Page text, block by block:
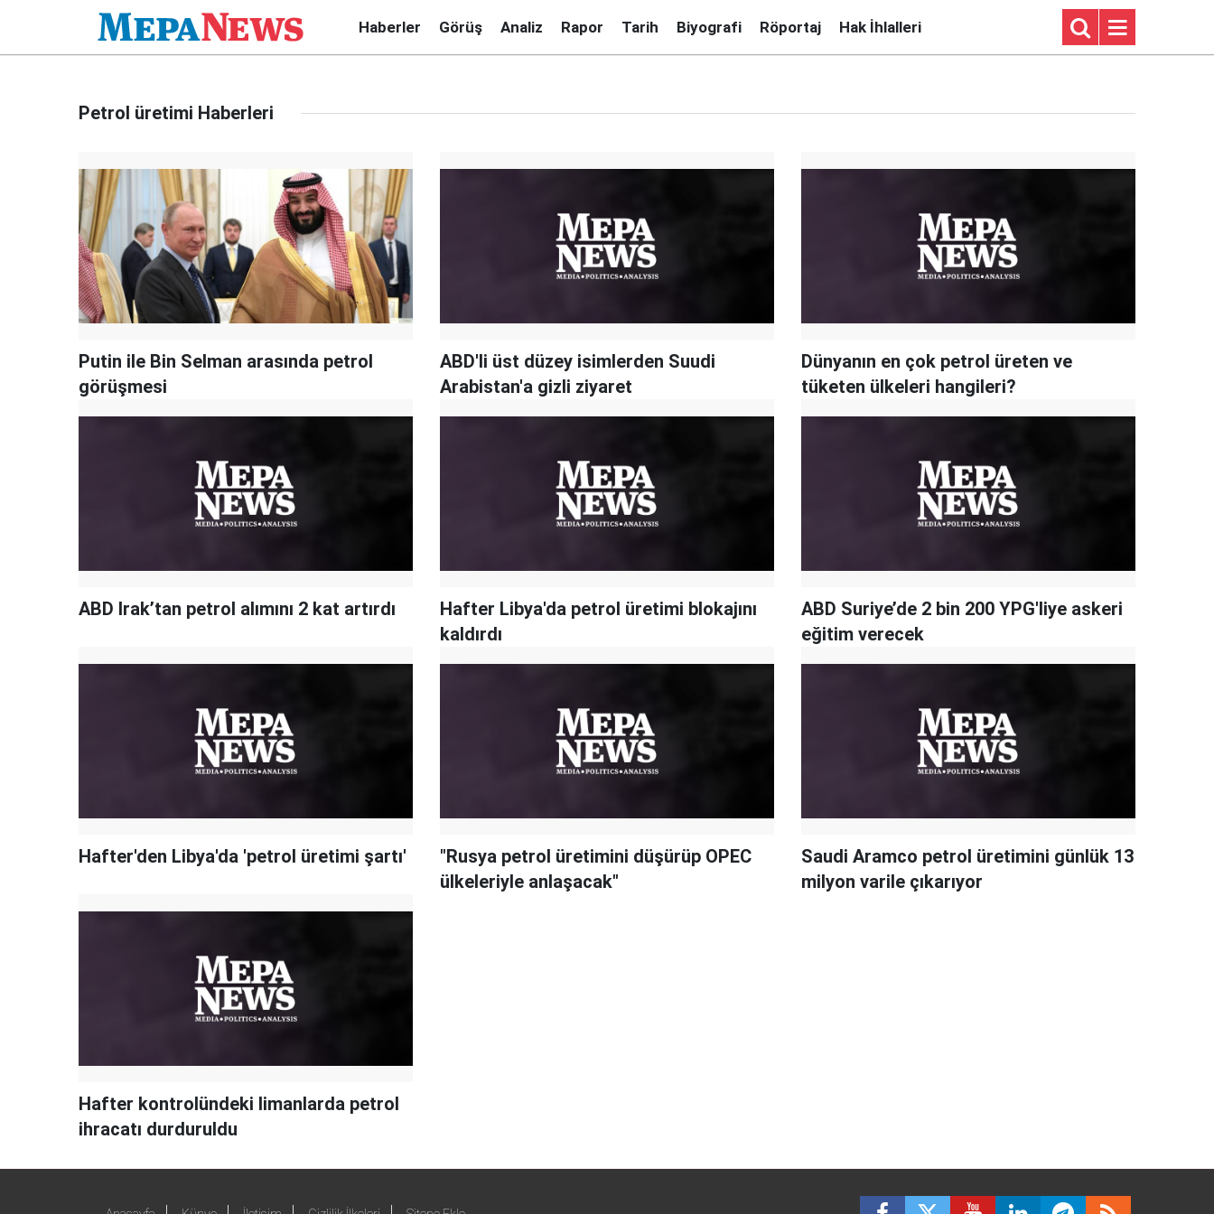
Haberler Görüş Analiz Rapor Tarih Biyografi Röportaj Hak İhlalleri
Petrol üretimi Haberleri
Putin ile Bin Selman arasında petrol
görüşmesi
ABD'li üst düzey isimlerden Suudi
Arabistan'a gizli ziyaret
Dünyanın en çok petrol üreten ve
tüketen ülkeleri hangileri?
ABD Irak’tan petrol alımını 2 kat artırdı
Hafter Libya'da petrol üretimi blokajını
kaldırdı
ABD Suriye’de 2 bin 200 YPG'liye askeri
eğitim verecek
Hafter'den Libya'da 'petrol üretimi şartı'
"Rusya petrol üretimini düşürüp OPEC
ülkeleriyle anlaşacak"
Saudi Aramco petrol üretimini günlük 13
milyon varile çıkarıyor
Hafter kontrolündeki limanlarda petrol
ihracatı durduruldu